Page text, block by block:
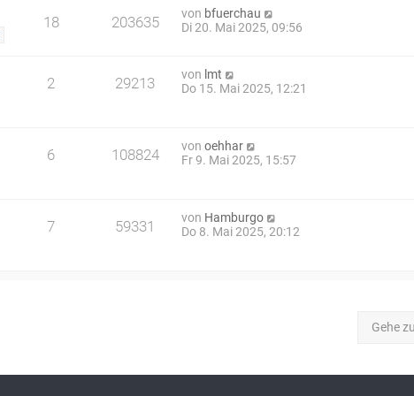
18 203635 von bfuerchau
Di 20. Mai 2025, 09:56
2 29213 von lmt
Do 15. Mai 2025, 12:21
6 108824 vonoehhar
Fr 9. Mai 2025, 15:57
7 59331 von Hamburgo
Do 8. Mai 2025, 20:12
Gehe